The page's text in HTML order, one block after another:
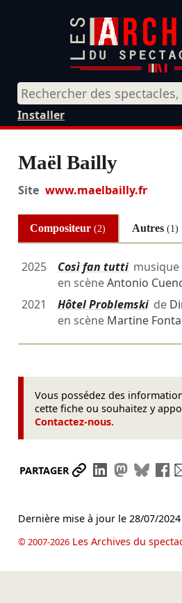
Installer
Maël Bailly
Site www.maelbailly.fr
Compositeur(2) Autres (1)
2025 Così fan tuttimusique
en scèneAntonio
2021
Hôtel Problemskide
en scène Martine
Vous possédez des
cette fiche ou souhaitez y
Contactez-nous.
PARTAGER Partager le lien
Partager sur
Partager
Dernière mise à jour le 28/07/2024
© 2007-2026Les Archives du